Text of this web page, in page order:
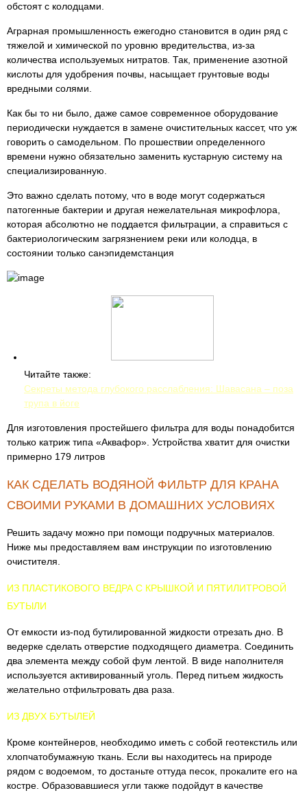
обстоят с колодцами.
Аграрная промышленность ежегодно становится в один ряд с
тяжелой и химической по уровню вредительства, из-за
количества используемых нитратов. Так, применение азотной
кислоты для удобрения почвы, насыщает грунтовые воды
вредными солями.
Как бы то ни было, даже самое современное оборудование
периодически нуждается в замене очистительных кассет, что уж
говорить о самодельном. По прошествии определенного
времени нужно обязательно заменить кустарную систему на
специализированную.
Это важно сделать потому, что в воде могут содержаться
патогенные бактерии и другая нежелательная микрофлора,
которая абсолютно не поддается фильтрации, а справиться с
бактериологическим загрязнением реки или колодца, в
состоянии только санэпидемстанция
Читайте также:
Секреты метода глубокого расслабления: Шавасана – поза
трупа в йоге
Для изготовления простейшего фильтра для воды понадобится
только катриж типа «Аквафор». Устройства хватит для очистки
примерно 179 литров
КАК СДЕЛАТЬ ВОДЯНОЙ ФИЛЬТР ДЛЯ КРАНА
СВОИМИ РУКАМИ В ДОМАШНИХ УСЛОВИЯХ
Решить задачу можно при помощи подручных материалов.
Ниже мы предоставляем вам инструкции по изготовлению
очистителя.
ИЗ ПЛАСТИКОВОГО ВЕДРА С КРЫШКОЙ И ПЯТИЛИТРОВОЙ
БУТЫЛИ
От емкости из-под бутилированной жидкости отрезать дно. В
ведерке сделать отверстие подходящего диаметра. Соединить
два элемента между собой фум лентой. В виде наполнителя
используется активированный уголь. Перед питьем жидкость
желательно отфильтровать два раза.
ИЗ ДВУХ БУТЫЛЕЙ
Кроме контейнеров, необходимо иметь с собой геотекстиль или
хлопчатобумажную ткань. Если вы находитесь на природе
рядом с водоемом, то достаньте оттуда песок, прокалите его на
костре. Образовавшиеся угли также подойдут в качестве